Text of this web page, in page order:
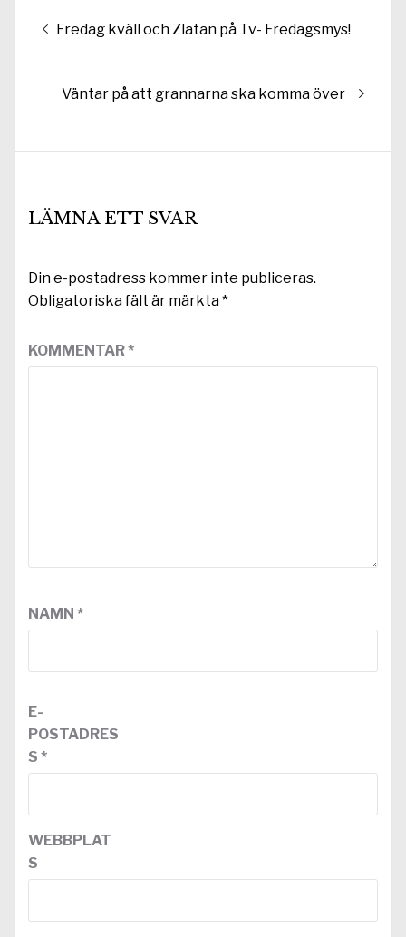
Inläggsnavigering
Föregående
Fredag kväll och Zlatan på Tv- Fredagsmys!
Nästa
Väntar på att grannarna ska komma över
LÄMNA ETT SVAR
Din e-postadress kommer inte publiceras.
Obligatoriska fält är märkta*
KOMMENTAR*
NAMN *
E-
POSTADRES
S *
WEBBPLAT
S